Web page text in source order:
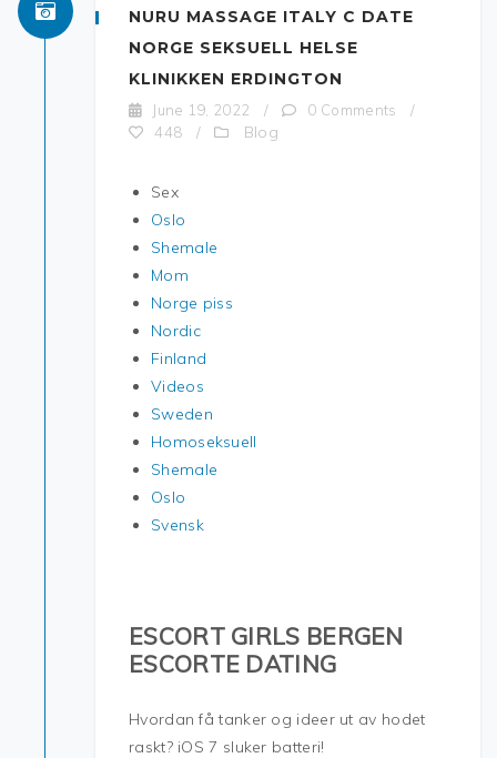
NURU MASSAGE ITALY C DATE
NORGE SEKSUELL HELSE
KLINIKKEN ERDINGTON
June 19, 2022 / 0 Comments
/
448
/ Blog
Sex
Oslo
Shemale
Mom
Norge piss
Nordic
Finland
Videos
Sweden
Homoseksuell
Shemale
Oslo
Svensk
ESCORT GIRLS BERGEN
ESCORTE DATING
Hvordan få tanker og ideer ut av hodet
raskt? iOS 7 sluker batteri!